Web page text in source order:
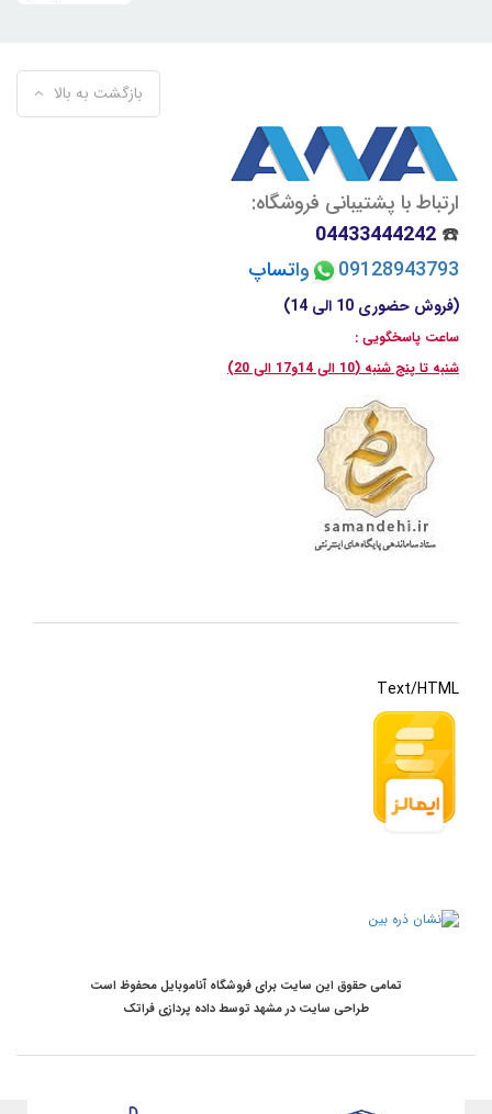
بازگشت به بالا
ارتباط با پشتیبانی فروشگاه:
☎️
04433444242
09128943793
واتساپ
(فروش حضوری 10 الی 14)
ساعت پاسخگویی :
شنبه تا پنج شنبه (10 الی 14و17 الی 20)
Text/HTML
تمامی حقوق این سایت برای فروشگاه آناموبایل محفوظ است
طراحی سایت در مشهد توسطداده پردازی فراتک